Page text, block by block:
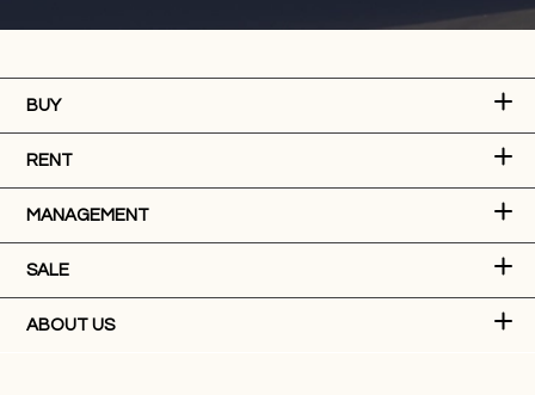
BUY
RENT
MANAGEMENT
SALE
ABOUT US